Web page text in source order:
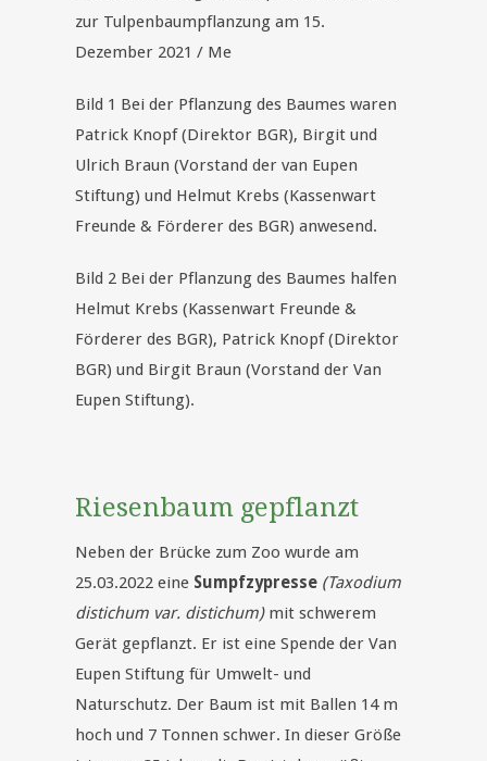
zur Tulpenbaumpflanzung am 15.
Dezember 2021 / Me
Bild 1 Bei der Pflanzung des Baumes waren
Patrick Knopf (Direktor BGR), Birgit und
Ulrich Braun (Vorstand der van Eupen
Stiftung) und Helmut Krebs (Kassenwart
Freunde & Förderer des BGR) anwesend.
Bild 2 Bei der Pflanzung des Baumes halfen
Helmut Krebs (Kassenwart Freunde &
Förderer des BGR), Patrick Knopf (Direktor
BGR) und Birgit Braun (Vorstand der Van
Eupen Stiftung).
Riesenbaum gepflanzt
Neben der Brücke zum Zoo wurde am
25.03.2022 eine Sumpfzypresse (Taxodium
distichum var. distichum)mit schwerem
Gerät gepflanzt. Er ist eine Spende der Van
Eupen Stiftung für Umwelt- und
Naturschutz. Der Baum ist mit Ballen 14 m
hoch und 7 Tonnen schwer. In dieser Größe